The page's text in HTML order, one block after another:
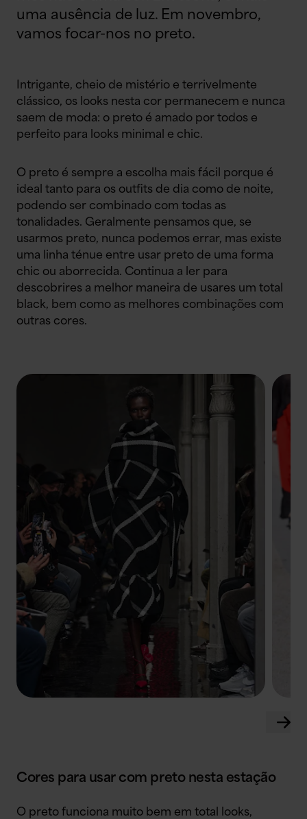
uma ausência de luz. Em novembro,
vamos focar-nos no preto.
Intrigante, cheio de mistério e terrivelmente
clássico, os looks nesta cor permanecem e nunca
saem de moda: o preto é amado por todos e
perfeito para looks minimal e chic.
O preto é sempre a escolha mais fácil porque é
ideal tanto para os outfits de dia como de noite,
podendo ser combinado com todas as
tonalidades. Geralmente pensamos que, se
usarmos preto, nunca podemos errar, mas existe
uma linha ténue entre usar preto de uma forma
chic ou aborrecida. Continua a ler para
descobrires a melhor maneira de usares um total
black, bem como as melhores combinações com
outras cores.
Cores para usar com preto nesta estação
O preto funciona muito bem em total looks,